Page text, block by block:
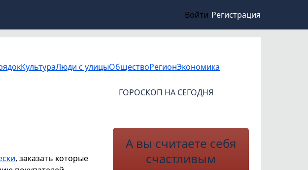
Войти Регистрация
КультураЛюди с улицыОбществоРегионЭкономика
, заказать которые
ГОРОСКОП НА СЕГОДНЯ
А вы считаете себя
счастливым